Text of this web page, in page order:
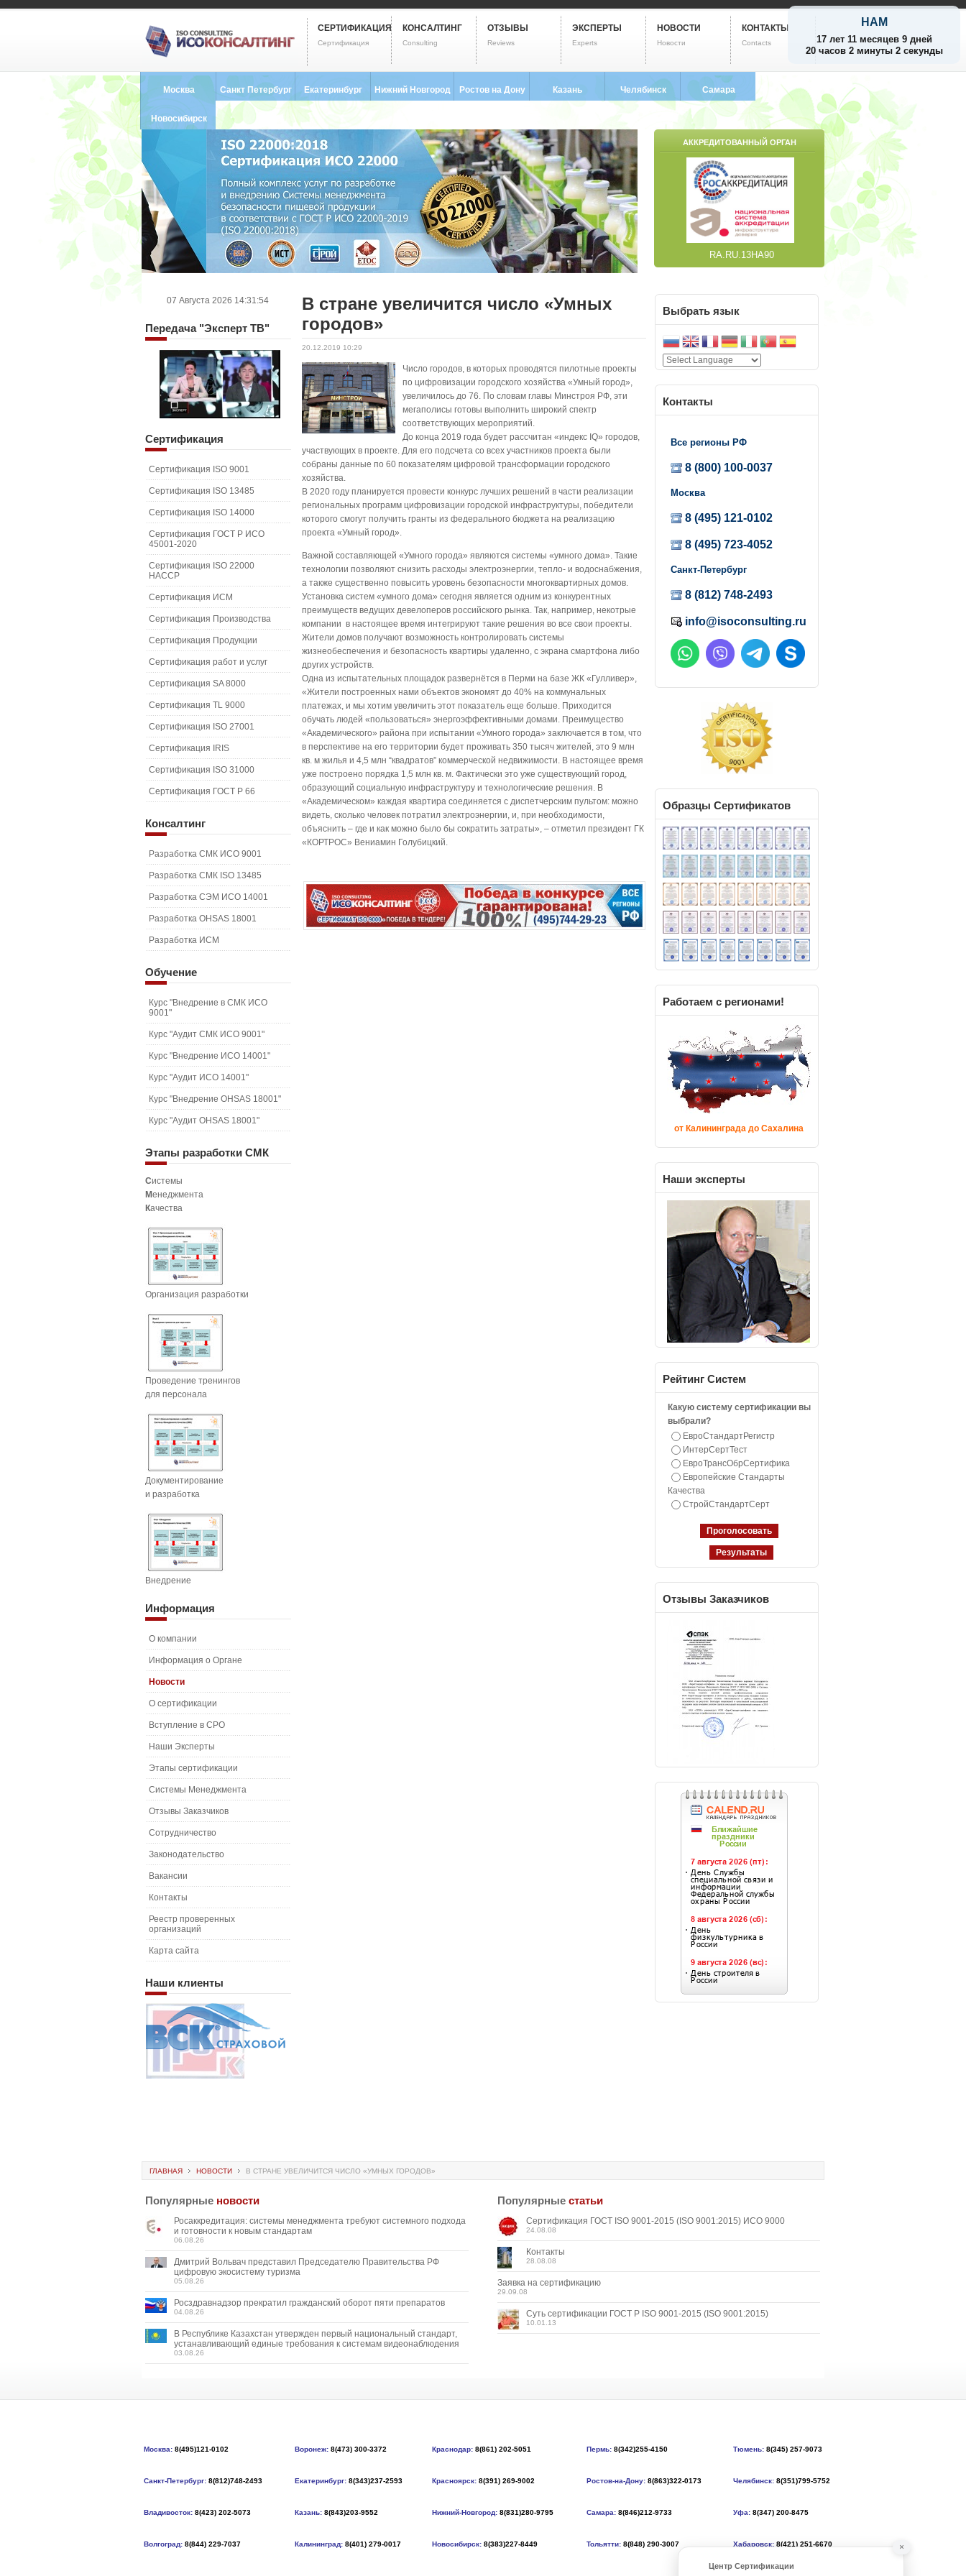
НАМ
17 лет 11 месяцев 9 дней
20 часов 2 минуты 3 секунды
СЕРТИФИКАЦИЯ
Сертификация
КОНСАЛТИНГ
Consulting
ОТЗЫВЫ
Reviews
ЭКСПЕРТЫ
Experts
НОВОСТИ
Новости
КОНТАКТЫ
Contacts
Москва Санкт Петербург
8 (812) 748-2493
Екатеринбург
8 (343) 237-2593
Нижний Новгород Ростов на Дону Казань Челябинск
8 (351) 799-5752
Самара
8 (846) 212-9733
Новосибирск
АККРЕДИТОВАННЫЙ ОРГАН
RA.RU.13НА90
В стране увеличится число «Умных
городов»
20.12.2019 10:29
Число городов, в которых проводятся пилотные проекты
по цифровизации городского хозяйства «Умный город»,
увеличилось до 76. По словам главы Минстроя РФ, эти
мегаполисы готовы выполнить широкий спектр
соответствующих мероприятий.
До конца 2019 года будет рассчитан «индекс IQ» городов,
участвующих в проекте. Для его подсчета со всех участников проекта были
собраны данные по 60 показателям цифровой трансформации городского
хозяйства.
В 2020 году планируется провести конкурс лучших решений в части реализации
региональных программ цифровизации городской инфраструктуры, победители
которого смогут получить гранты из федерального бюджета на реализацию
проекта «Умный город».
Важной составляющей «Умного города» являются системы «умного дома». Такие
технологии позволяют снизить расходы электроэнергии, тепло- и водоснабжения,
а также существенно повысить уровень безопасности многоквартирных домов.
Установка систем «умного дома» сегодня является одним из конкурентных
преимуществ ведущих девелоперов российского рынка. Так, например, некотрые
компании в настоящее время интегрируют такие решения во все свои проекты.
Жители домов получают возможность контролировать системы
жизнеобеспечения и безопасность квартиры удаленно, с экрана смартфона либо
других устройств.
Одна из испытательных площадок развернётся в Перми на базе ЖК «Гулливер»,
«Жители построенных нами объектов экономят до 40% на коммунальных
платежах, и мы хотим увеличить этот показатель еще больше. Приходится
обучать людей «пользоваться» энергоэффективными домами. Преимущество
«Академического» района при испытании «Умного города» заключается в том, что
в перспективе на его территории будет проживать 350 тысяч жителей, это 9 млн
кв. м жилья и 4,5 млн “квадратов” коммерческой недвижимости. В настоящее время
уже построено порядка 1,5 млн кв. м. Фактически это уже существующий город,
образующий социальную инфраструктуру и технологические решения. В
«Академическом» каждая квартира соединяется с диспетчерским пультом: можно
видеть, сколько человек потратил электроэнергии, и, при необходимости,
объяснить – где и как можно было бы сократить затраты», – отметил президент ГК
«КОРТРОС» Вениамин Голубицкий.
07 Августа 2026 14:31:54
Передача"Эксперт ТВ"
Сертификация
Сертификация ISO 9001
Сертификация ISO 13485
Сертификация ISO 14000
Сертификация ГОСТ Р ИСО
45001-2020
Сертификация ISO 22000
HACCP
Сертификация ИСМ
Сертификация Производства
Сертификация Продукции
Сертификация работ и услуг
Сертификация SA 8000
Сертификация TL 9000
Сертификация ISO 27001
Сертификация IRIS
Сертификация ISO 31000
Сертификация ГОСТ Р 66
Консалтинг
Разработка СМК ИСО 9001
Разработка СМК ISO 13485
Разработка СЭМ ИСО 14001
Разработка OHSAS 18001
Разработка ИСМ
Обучение
Курс "Внедрение в СМК ИСО
9001"
Курс "Аудит СМК ИСО 9001"
Курс "Внедрение ИСО 14001"
Курс "Аудит ИСО 14001"
Курс "Внедрение OHSAS 18001"
Курс "Аудит OHSAS 18001"
Этапы разработки СМК
Системы
Менеджмента
Качества
Организация разработки
Проведение тренингов
для персонала
Документирование
и разработка
Внедрение
Информация
О компании
Информация о Органе
Новости
О сертификации
Вступление в СРО
Наши Эксперты
Этапы сертификации
Системы Менеджмента
Отзывы Заказчиков
Сотрудничество
Законодательство
Вакансии
Контакты
Реестр проверенных
организаций
Карта сайта
Наши клиенты
Выбрать язык
Контакты
Все регионы РФ
8 (800) 100-0037
Москва
8 (495) 121-0102
8 (495) 723-4052
Санкт-Петербург
8 (812) 748-2493
info@isoconsulting.ru
Образцы Сертификатов
Работаем с регионами!
от Калининграда до Сахалина
Наши эксперты
Рейтинг Систем
Какую систему сертификации вы
выбрали?
ЕвроСтандартРегистр
ИнтерСертТест
ЕвроТрансОбрСертифика
Европейские Стандарты
Качества
СтройСтандартСерт
Отзывы Заказчиков
ГЛАВНАЯ НОВОСТИ В СТРАНЕ УВЕЛИЧИТСЯ ЧИСЛО «УМНЫХ ГОРОДОВ»
Популярные новости
Росаккредитация: системы менеджмента требуют системного подхода
и готовности к новым стандартам
06.08.26
Дмитрий Вольвач представил Председателю Правительства РФ
цифровую экосистему туризма
05.08.26
Росздравнадзор прекратил гражданский оборот пяти препаратов
04.08.26
В Республике Казахстан утвержден первый национальный стандарт,
устанавливающий единые требования к системам видеонаблюдения
03.08.26
Популярныестатьи
Сертификация ГОСТ ISO 9001-2015 (ISO 9001:2015) ИСО 9000
24.08.08
Контакты
28.08.08
Заявка на сертификацию
29.09.08
Суть сертификации ГОСТ Р ISO 9001-2015 (ISO 9001:2015)
10.01.13
Москва: 8(495)121-0102 Воронеж: 8(473) 300-3372 Краснодар: 8(861) 202-5051 Пермь: 8(342)255-4150 Тюмень: 8(345) 257-9073
Санкт-Петербург: 8(812)748-2493 Екатеринбург: 8(343)237-2593 Красноярск: 8(391) 269-9002 Ростов-на-Дону: 8(863)322-0173 Челябинск: 8(351)799-5752
Владивосток: 8(423) 202-5073 Казань: 8(843)203-9552 Нижний-Новгород: 8(831)280-9795 Самара: 8(846)212-9733 Уфа: 8(347) 200-8475
Волгоград: 8(844) 229-7037 Калининград: 8(401) 279-0017 Новосибирск: 8(383)227-8449 Тольятти: 8(848) 290-3007 Хабаровск: 8(421) 251-6670 ×
Центр Сертификации